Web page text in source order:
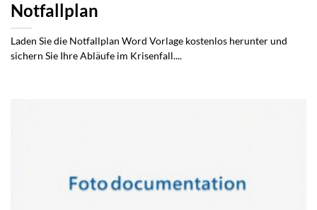
Notfallplan
Laden Sie die Notfallplan Word Vorlage kostenlos herunter und
sichern Sie Ihre Abläufe im Krisenfall....